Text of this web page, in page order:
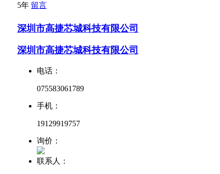
5年 留言
深圳市高捷芯城科技有限公司
深圳市高捷芯城科技有限公司
电话：
075583061789
手机：
19129919757
询价：
联系人：